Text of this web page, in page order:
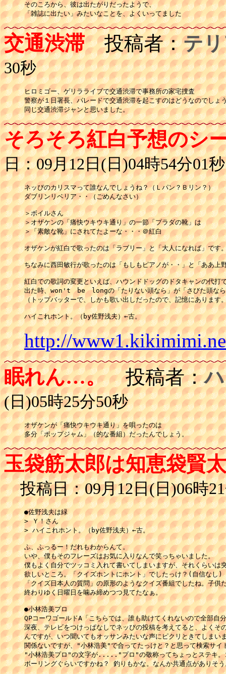
そのころから、彼は出たがりだったようで、
「雑誌に出たい」みたいなことを、よくいってました
交通渋滞投稿者：テ
30秒
ヒロミゴー、ゲリラライブで交通渋滞で事務所の家宅捜査
警察が１日署長、パレードで交通渋滞を起こすのはどうなのでしょ
そろそろ紅白予想のシ
日：09月12日(日)04時54分01秒
ネッぴのカリスマって誰なんでしょうね？（Ｌパン？Ｂリン？）
ダブリンリベリア・・（ごめんなさい）
＞ボイルさん
＞オザケンの「痛快ウキウキ通り」の一節「プラダの靴」は
＞「素敵な靴」にされてたよーな・・・＠紅白
オザケンが紅白で歌ったのは「ラブリー」と「大人になれば」です
ちなみに西田敏行が歌ったのは「もしもピアノが・・」と「ああ上
紅白での歌詞の変更といえば、ハウンドドッグのドタキャンの代打
出た時、won't　be　longの「たりない頭なら」が「さびた頭な
（トップバッターで、しかも歌い出しだったので、記憶にあります
ハイこれホント。（by佐野浅夫）←古。
http://
眠れん…。投稿者：
(日)05時25分50秒
オザケンが「痛快ウキウキ通り」を唄ったのは
多分「ポップジャム」（的な番組）だったんでしょう。
玉袋筋太郎は知恵袋賢
投稿日：09月12日(日)06時
●佐野浅夫は緑
> Ｙ！さん
> ハイこれホント。（by佐野浅夫）←古。
ふ、ふっるー！だれもわからんて。
いや、僕もそのフレーズはお気に入りなんで笑っちゃいました。
僕もよく自分でツッコミ入れて書いてしまいますが、それくらいは
欲しいところ。「クイズホントにホント」でしたっけ？(自信なし)
「クイズ日本人の質問」の原形のようなクイズ番組でしたね。子供
終わりゆく日曜日を噛み締めつつ見てたなぁ。
●小林浩美プロ
QPコーワゴールドA「こちらでは、誰も助けてくれないので全部自
深夜、テレビをつけっぱなしでネッぴの投稿を考えてると、よくそ
んですが、いつ聞いてもオッサンみたいな声にピクリときてしまい
関係ないですが、"小林浩美"で合ってたっけと？と思って検索サイ
"小林浩美プロ"の文字が....."プロ"の敬称ってちょっとステキ。
ボーリングぐらいですかね？ 釣りもかな。なんか共通点がありそ